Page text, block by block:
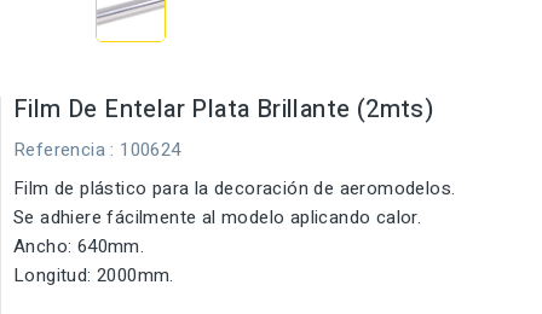
Film De Entelar Plata Brillante (2mts)
Referencia : 100624
Film de plástico para la decoración de aeromodelos.
Se adhiere fácilmente al modelo aplicando calor.
Ancho: 640mm.
Longitud: 2000mm.